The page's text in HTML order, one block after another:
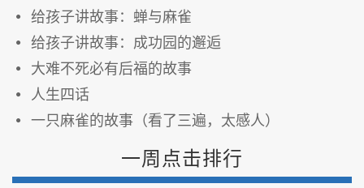
给孩子讲故事：蝉与麻雀
给孩子讲故事：成功园的邂逅
大难不死必有后福的故事
人生四话
一只麻雀的故事（看了三遍，太感人）
一周点击排行